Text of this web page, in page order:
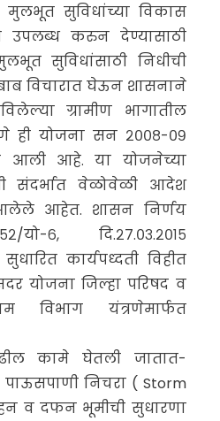
मुलभूत सुविधांच्या विकास
उपलब्ध करुन देण्यासाठी
सुविधांसाठी निधीची
विचारात घेऊन शासनाने
ग्रामीण भागातील
ही योजना सन २००८-०९
आली आहे. या योजनेच्या
संदर्भात वेळोवेळी आदेश
आहेत. शासन निर्णय
यो-६, दि.२७.०३.२०१५
कार्यपध्दती विहीत
योजना जिल्हा परिषद व
विभाग यंत्रणेमार्फत
कामे घेतली जातात-
पाऊसपाणी निचरा ( Storm
व दफन भूमीची सुधारणा